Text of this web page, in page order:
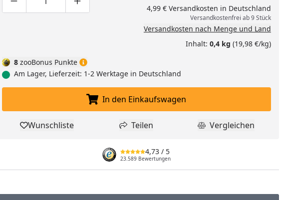
Produktmenge um eins verringern
Produktmenge manuell eingeben
Produktmenge um eins erhöhen4,99 € Versandkosten in Deutschland
Versandkostenfrei ab 9 Stück
Versandkosten nach Menge und Land
Inhalt: 0,4 kg (19,98 €/kg)
8 zooBonus Punkte
Am Lager, Lieferzeit: 1-2 Werktage in Deutschland
In den Einkaufswagen legen
In den Einkaufswagen
Produkt zur Wunschliste hinzufügen
Wunschliste Teilen
Teilen Produkt
Vergleichen
4,73 / 5
23.589 Bewertungen